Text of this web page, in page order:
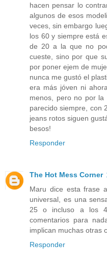
hacen pensar lo
algunos de esos
veces, sin embargo
los 60 y siempre está
de 20 a la que no
cueste, sino por que
por poner ejem de
nunca me gustó el
era más jóven ni
menos, pero no por
parecido siempre, con
jeans rotos siguen
besos!
Responder
The Hot Mess Corner
Maru dice esta frase
universal, es una
25 o incluso a los
comentarios para
implican muchas otras
Responder